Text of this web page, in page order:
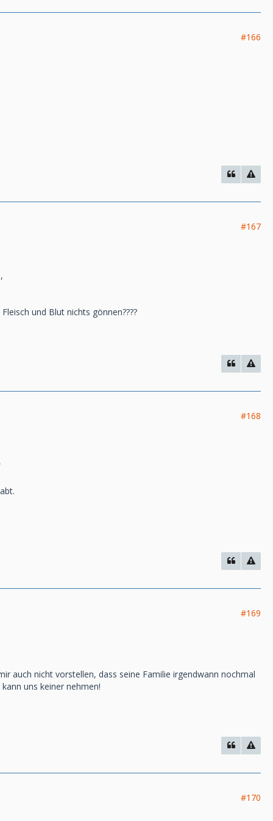
#166
#167
und Blut nichts gönnen????
#168
#169
auch nicht vorstellen, dass seine Familie irgendwann nochmal
uns keiner nehmen!
#170